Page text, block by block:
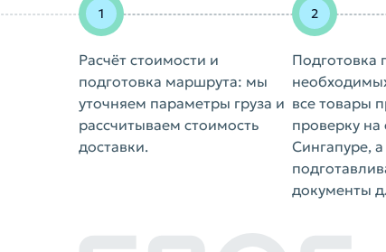
Расчёт стоимости и
подготовка маршрута: мы
уточняем параметры груза и
рассчитываем стоимость
доставки.
Подготовка
все товары
проверку на
Сингапуре,
документы